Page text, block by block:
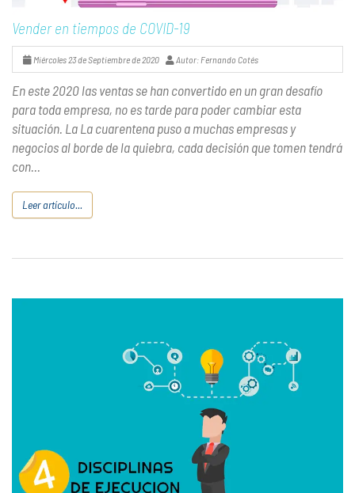
Vender en tiempos de COVID-19
Miércoles 23 de Septiembre de 2020 Autor: Fernando Cotés
En este 2020 las ventas se han convertido en un gran desafío
para toda empresa, no es tarde para poder cambiar esta
situación. La La cuarentena puso a muchas empresas y
negocios al borde de la quiebra, cada decisión que tomen tendrá
con...
Leer artículo...